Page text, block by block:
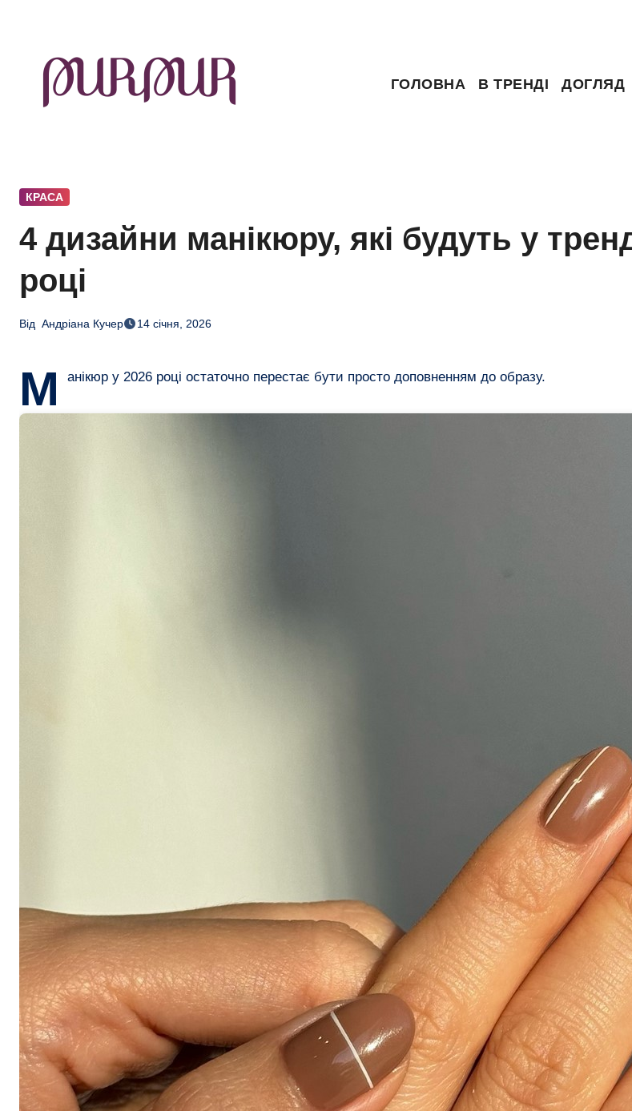
ГОЛОВНА В ТРЕНДІ ДОГЛЯД
КРАСА
4 дизайни манікюру, які будуть у
році
Від Андріана Кучер 14 січня, 2026
М анікюр у 2026 році остаточно перестає бути просто доповненням до образу.